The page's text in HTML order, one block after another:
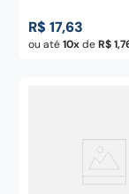
R$ 17,63
ou até10 deR$ 1,